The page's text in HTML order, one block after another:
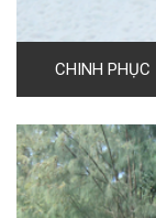
CHINH PHỤC